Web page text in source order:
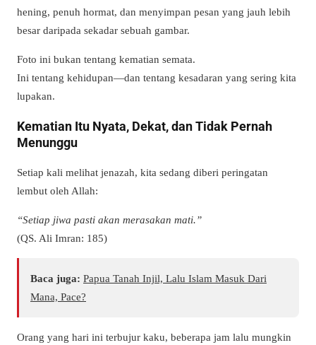
hening, penuh hormat, dan menyimpan pesan yang jauh lebih
besar daripada sekadar sebuah gambar.
Foto ini bukan tentang kematian semata.
Ini tentang kehidupan—dan tentang kesadaran yang sering kita
lupakan.
Kematian Itu Nyata, Dekat, dan Tidak Pernah
Menunggu
Setiap kali melihat jenazah, kita sedang diberi peringatan
lembut oleh Allah:
“Setiap jiwa pasti akan merasakan mati.”
(QS. Ali Imran: 185)
Baca juga: Papua Tanah Injil, Lalu Islam Masuk Dari
Mana, Pace?
Orang yang hari ini terbujur kaku, beberapa jam lalu mungkin